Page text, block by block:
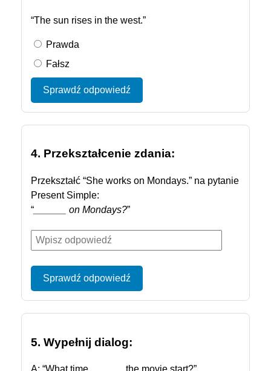
“The sun rises in the west.”
Prawda
Fałsz
Sprawdź odpowiedź
4. Przekształcenie zdania:
Przekształć “She works on Mondays.” na pytanie
Present Simple:
“ ______ on Mondays?”
Sprawdź odpowiedź
5. Wypełnij dialog: